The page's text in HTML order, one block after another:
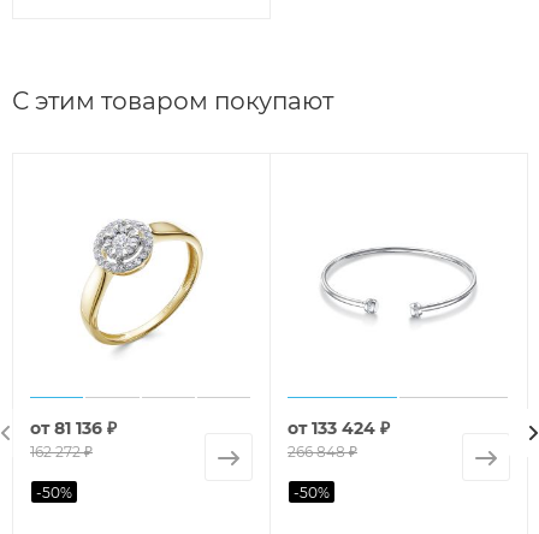
С этим товаром покупают
от81 136 ₽
162 272 ₽
-50%
от133 424 ₽
266 848 ₽
-50%